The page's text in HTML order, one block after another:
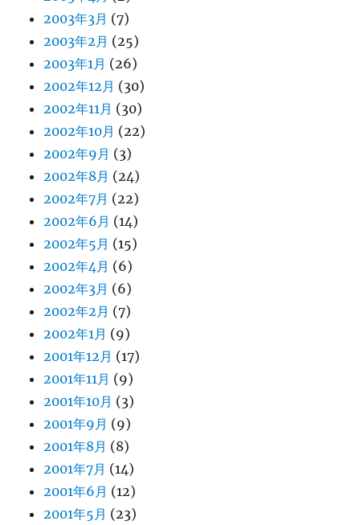
2003年3月 (7)
2003年2月 (25)
2003年1月 (26)
2002年12月 (30)
2002年11月 (30)
2002年10月 (22)
2002年9月 (3)
2002年8月 (24)
2002年7月 (22)
2002年6月 (14)
2002年5月 (15)
2002年4月 (6)
2002年3月 (6)
2002年2月 (7)
2002年1月 (9)
2001年12月 (17)
2001年11月 (9)
2001年10月 (3)
2001年9月 (9)
2001年8月 (8)
2001年7月 (14)
2001年6月 (12)
2001年5月 (23)